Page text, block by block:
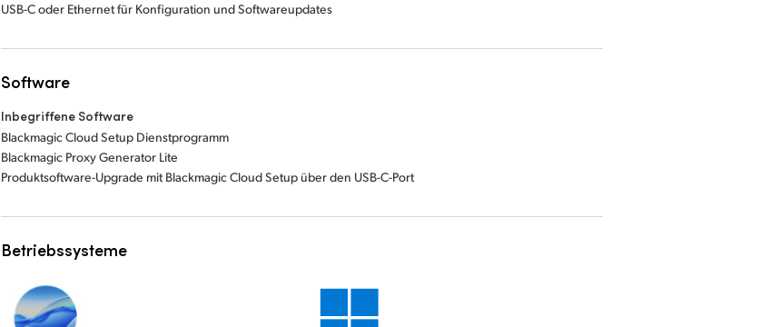
USB-C oder Ethernet für Konfiguration und Softwareupdates
Software
Inbegriffene Software
Blackmagic Cloud Setup Dienstprogramm
Blackmagic Proxy Generator Lite
Produktsoftware-Upgrade mit Blackmagic Cloud Setup über den USB-C-Port
Betriebssysteme